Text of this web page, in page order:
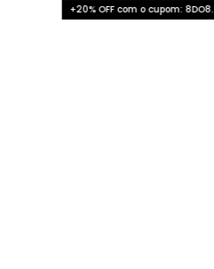
+20% OFF com o cupom: 8DO8.